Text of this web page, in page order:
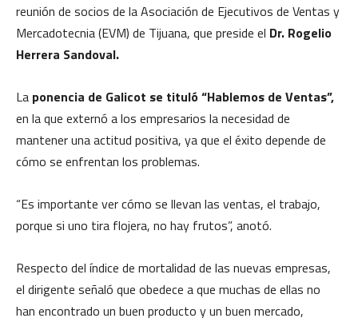
reunión de socios de la Asociación de Ejecutivos de Ventas y
Mercadotecnia (EVM) de Tijuana, que preside el Dr. Rogelio
Herrera Sandoval.
La ponencia de Galicot se tituló “Hablemos de Ventas”,
en la que externó a los empresarios la necesidad de
mantener una actitud positiva, ya que el éxito depende de
cómo se enfrentan los problemas.
“Es importante ver cómo se llevan las ventas, el trabajo,
porque si uno tira flojera, no hay frutos”, anotó.
Respecto del índice de mortalidad de las nuevas empresas,
el dirigente señaló que obedece a que muchas de ellas no
han encontrado un buen producto y un buen mercado,